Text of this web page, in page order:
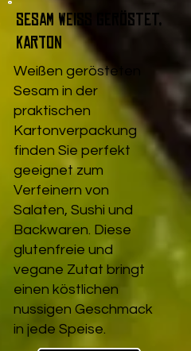
Sesam weiß geröstet,
Karton
Weißen gerösteten
Sesam in der
praktischen
Kartonverpackung
finden Sie perfekt
geeignet zum
Verfeinern von
Salaten, Sushi und
Backwaren. Diese
glutenfreie und
vegane Zutat bringt
einen köstlichen
nussigen Geschmack
in jede Speise.